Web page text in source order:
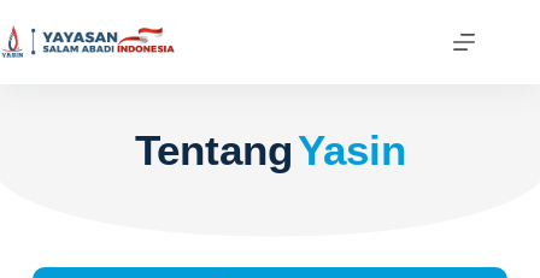
TentangYasin